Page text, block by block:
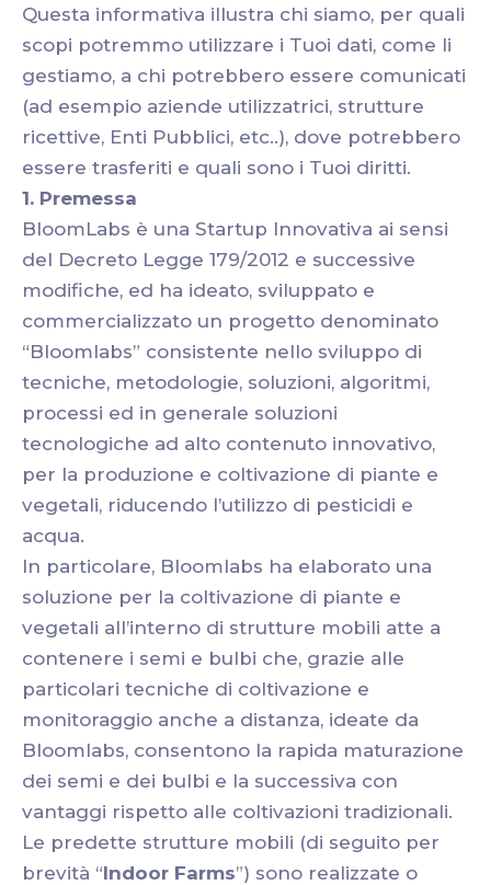
Questa informativa illustra chi siamo, per quali
scopi potremmo utilizzare i Tuoi dati, come li
gestiamo, a chi potrebbero essere comunicati
(ad esempio aziende utilizzatrici, strutture
ricettive, Enti Pubblici, etc..), dove potrebbero
essere trasferiti e quali sono i Tuoi diritti.
1. Premessa
BloomLabs è una Startup Innovativa ai sensi
del Decreto Legge 179/2012 e successive
modifiche, ed ha ideato, sviluppato e
commercializzato un progetto denominato
“Bloomlabs” consistente nello sviluppo di
tecniche, metodologie, soluzioni, algoritmi,
processi ed in generale soluzioni
tecnologiche ad alto contenuto innovativo,
per la produzione e coltivazione di piante e
vegetali, riducendo l’utilizzo di pesticidi e
acqua.
In particolare, Bloomlabs ha elaborato una
soluzione per la coltivazione di piante e
vegetali all’interno di strutture mobili atte a
contenere i semi e bulbi che, grazie alle
particolari tecniche di coltivazione e
monitoraggio anche a distanza, ideate da
Bloomlabs, consentono la rapida maturazione
dei semi e dei bulbi e la successiva con
vantaggi rispetto alle coltivazioni tradizionali.
Le predette strutture mobili (di seguito per
brevità “Indoor Farms”) sono realizzate o